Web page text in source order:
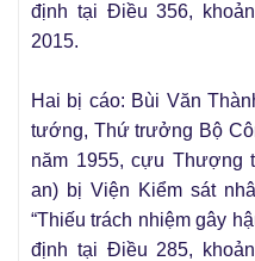
định tại Điều 356,
2015.
Hai bị cáo: Bùi Văn
tướng, Thứ trưởng Bộ
năm 1955, cựu Thượng
an) bị Viện Kiểm sát
“Thiếu trách nhiệm gây
định tại Điều 285,